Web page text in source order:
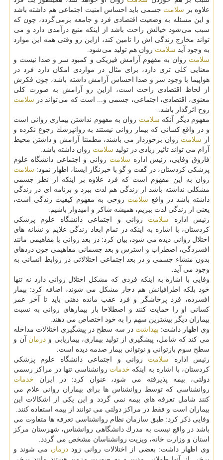
علاوه بر سلامت جسمی باید احساس امنیت اجتماعی هم داشته باشد
و این مسئله به وضعیت اقتصادی فرد و جامعه برمی گردد، چون كه
سبب می شود خیالش راحت باشد از اینكه منبع درآمدی دارد و می
تواند مخارج زندگی اش را تامین كند، ازاین رو وقتی همه این موارد
به وجود آید سلامت روان هم تولید می شود.
سلامت روان به مفهوم آرامش فیزیكی و كمبود سر و صدا نیست و
معنایی كلی تری دارد، برای مثال در مواردی امكان دارد فرد در
هواپیما با وجود سر و صدا احساس آرامش داشته باشد، چون فكرش
از لحاظ اقتصادی راحت است، ازاین رو آرامش به صورت كلی
معنوی، اقتصادی، اجتماعی، جسمی و... است كه می تواند در سلامت
روح اثرگذار باشد.
مفهوم دیگر آنكه سلامت روان به مفهوم نداشتن بیماری روانی است
و در واقع كسانی كه بیمار روانی نیستند به روانپزشك رجوع نكرده و
از سلامت روان برخوردار می باشند، مطمئنا آرامش و داشتن محیط
آرام می تواند تاثیر زیادی در تولید سلامت روان داشته باشد.
فاروق وفایی، رئیس اداره سلامت روانی و اجتماعی دانشگاه علوم
پزشكی كردستان، در گفت و گو با خبرنگار ایسنا، اظهار نمود: سلامت
روان به این مفهوم است كه فرد علاوه بر اینكه از نظر جسمی
مشكلی نداشته باشد از زندگی هم لذت ببرد و برنامه ای در زندگی
داشته باشد در واقع سلامت روحی به مفهوم كیفیت زندگی است،
یعنی از زندگی لذت ببریم، همیشه شاكر و امیدوار باشیم.
رئیس اداره سلامت روانی و اجتماعی دانشگاه علوم پزشكی
كردستان، با اشاره به اینكه در تمام ابعاد زندگی علایم و نشانه های
اختلال روانی دیده می شود، بیان كرد: در بعد روانی با مفاهیمی مانند
افسردگی، اضطراب و استرس و بعد جسمانی مفاهیمی چون دردهای
بدون منشاء جسمی و در بعد اجتماعی اختلالاتی در روابط انسانی به
وجود می آید.
وفایی با اشاره به اینكه فردی كه مشكل اختلال روانی دارد نه تنها
خود بلكه اطرافیانش هم دچار مشكل می شوند، اضافه كرد: بیمار
افسرده، فرد پرخاشگر و فرد عقب مانده ذهنی باید تا آخر عمر
كسانی او را حمایت كنند و اصطلاحا بار بیمارهای روانی به نسبت
بیماران دیگر بیشترین سهم را به خود اختصاص می دهند.
وی اظهار داشت: بهداشت در سه سطح در پیشگیری اختلالات مداخله
می كند كه شامل، پیشگیری از تولید بیماری، بیماریابی و درمان آن و
سطح سوم بازتوانی و نوتوانی بیمار صدمه دیده است.
رئیس اداره سلامت روانی و اجتماعی دانشگاه علوم پزشكی
كردستان، با اشاره به اینكه خدمات روانشناسی تنها در مراكز رسمی
دولتی، بیمه پذیرفته می شود، عنوان كرد: در ایران خدمات
روانشناسی كه توسط روانشناس ها برای بیماران روانی علام می
كنند شامل تعرفه های بیمه نمی گردد و این یكی از اشكالات این
بیماران است و فقط در مراكز دولتی می توانند از بیمه استفاده كنند.
وفایی ذكر كرد: طبق سازمان نظام روانشناسی تعرفه ها متفاوت می
باشد در واقع نبست به مدرك دانشگاهی روانشناس، شهرستان مركز
استان و وزارت خانه، ویزیت روانشناسان مشخص می گردد.
وی اظهار داشت: بعضی از اختلالات روانی زود درمان می شوند و